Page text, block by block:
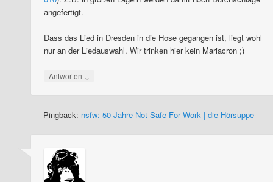
angefertigt.
Dass das Lied in Dresden in die Hose gegangen ist, liegt wohl
nur an der Liedauswahl. Wir trinken hier kein Mariacron ;)
Antworten ↓
Pingback: nsfw: 50 Jahre Not Safe For Work | die Hörsuppe